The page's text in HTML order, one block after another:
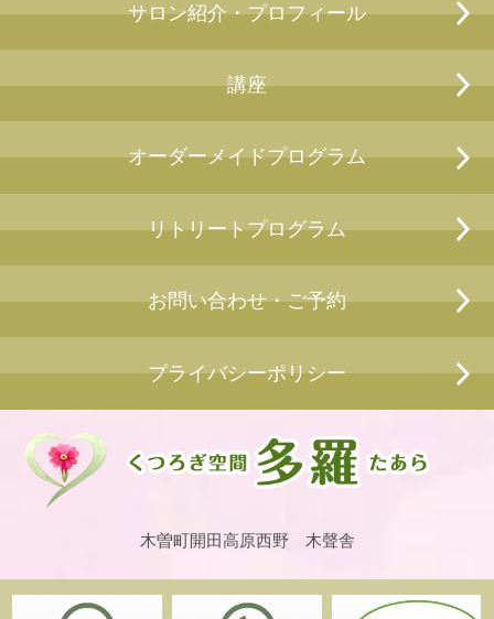
サロン紹介・プロフィール
講座
オーダーメイドプログラム
リトリートプログラム
お問い合わせ・ご予約
プライバシーポリシー
木曽町開田高原西野 木聲舎